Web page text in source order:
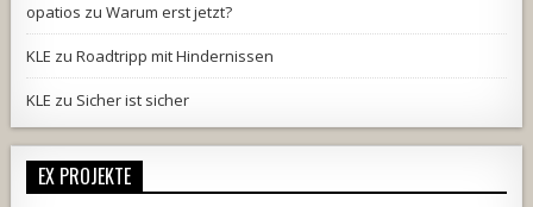
opatios zuWarum erst jetzt?
KLE zuRoadtripp mit Hindernissen
KLE zu Sicher ist sicher
EX PROJEKTE